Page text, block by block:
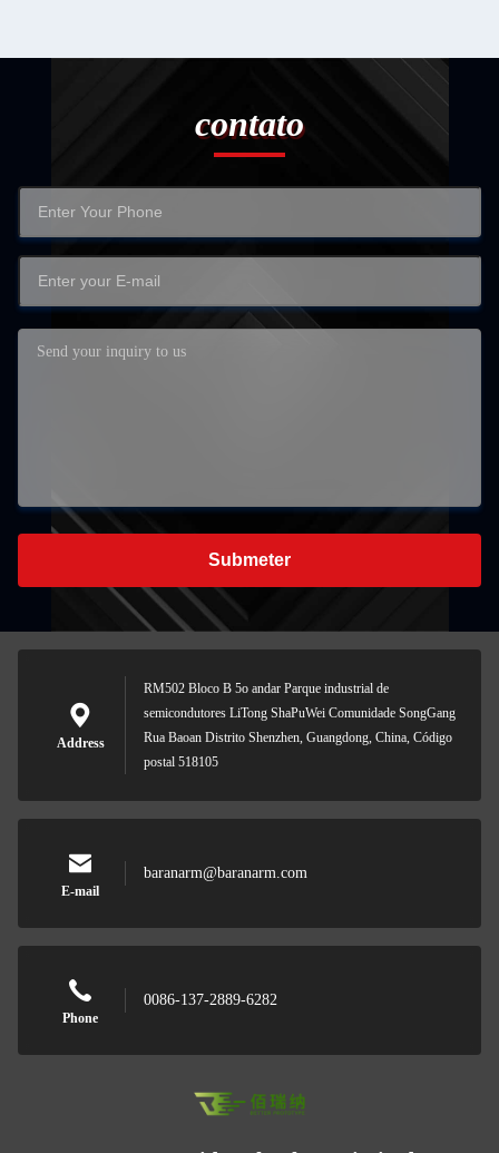
contato
Submeter
Address
RM502 Bloco B 5o andar Parque industrial de
semicondutores LiTong ShaPuWei Comunidade SongGang
Rua Baoan Distrito Shenzhen, Guangdong, China, Código
postal 518105
E-mail
baranarm@baranarm.com
Phone
0086-137-2889-6282